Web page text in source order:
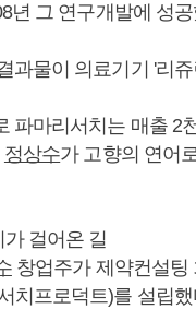
년 그 연구개발에 성
과물이 의료기기 '리
파마리서치는 매출 2
정상수가 고향의 연어
걸어온 길
창업주가 제약컨설팅
치프로덕트)를 설립했